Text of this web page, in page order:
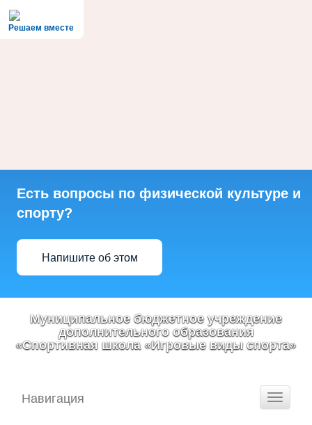
Решаем вместе
Есть вопросы по физической культуре и
спорту?
Напишите об этом
Муниципальное бюджетное учреждение
дополнительного образования
«Спортивная школа «Игровые виды спорта»
Toggle
Навигация